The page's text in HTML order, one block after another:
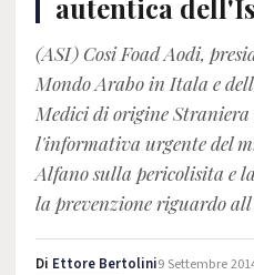
autentica
(ASI) Cosi Foad Aodi,
Mondo Arabo in Itala e
Medici di origine
l'informativa urgente del
Alfano sulla pericolisita e
la prevenzione riguardo
Di Ettore Bertolini9 Settembre